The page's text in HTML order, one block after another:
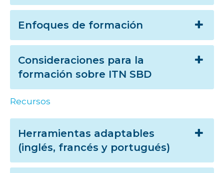
Enfoques de formación
Consideraciones para la
formación sobre ITN SBD
Recursos
Herramientas adaptables
(inglés, francés y portugués)